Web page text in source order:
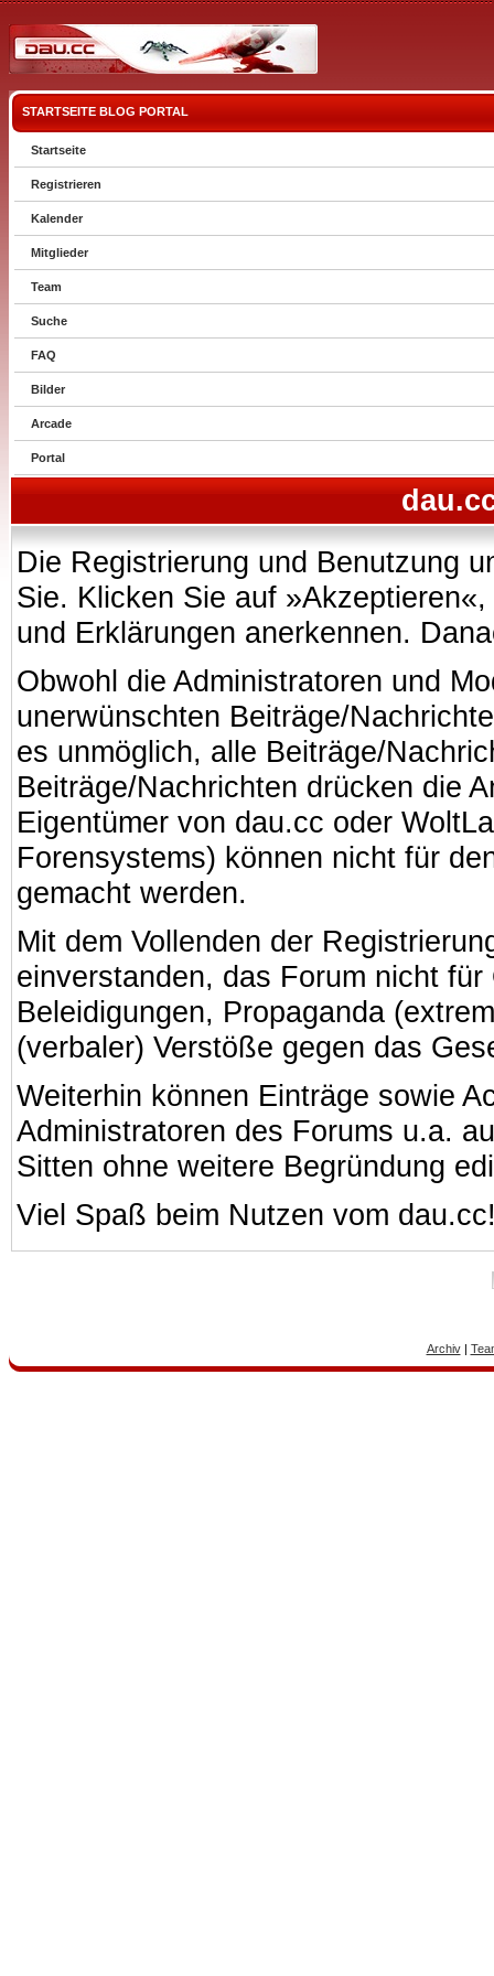
STARTSEITE BLOG PORTAL
Startseite
Registrieren
Kalender
Mitglieder
Team
Suche
FAQ
Bilder
Arcade
Portal
Die Registrierung und Benutzung
Sie. Klicken Sie auf
und Erklärungen anerkennen.
Obwohl die Administratoren und
unerwünschten Beiträge/
es unmöglich, alle Beiträge/
Beiträge/Nachrichten drücken die
Eigentümer von dau.cc oder
Forensystems) können nicht für
gemacht werden.
Mit dem Vollenden der
einverstanden, das Forum nicht
Beleidigungen, Propaganda
(verbaler) Verstöße gegen das
Weiterhin können Einträge sowie
Administratoren des Forums u.a.
Sitten ohne weitere Begründung
Viel Spaß beim Nutzen vom
Archiv|